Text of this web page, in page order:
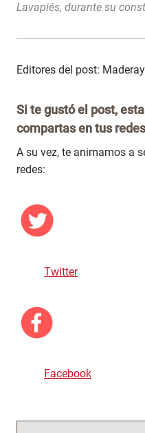
Lavapiés, durante su
Editores del post:
Si te gustó el post,
compartas en tus
A su vez, te animamos a
redes:
Twitter
Facebook